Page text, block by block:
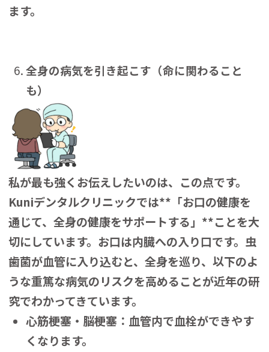
ます。
全身の病気を引き起こす（命に関わること
も）
私が最も強くお伝えしたいのは、この点です。
Kuniデンタルクリニックでは**「お口の健康を
通じて、全身の健康をサポートする」**ことを大
切にしています。お口は内臓への入り口です。虫
歯菌が血管に入り込むと、全身を巡り、以下のよ
うな重篤な病気のリスクを高めることが近年の研
究でわかってきています。
心筋梗塞・脳梗塞：血管内で血栓ができやす
くなります。